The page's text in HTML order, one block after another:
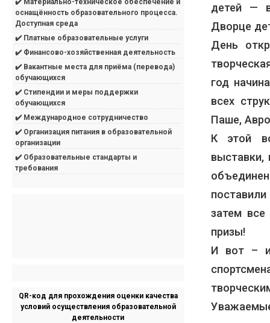
детей —
Дворце
День
год
всех
Паше,
К этой
выставки,
затем все
призы!
И вот –
✔️ Материально-техническое обеспечение и
оснащённость образовательного процесса.
Доступная среда
✔️ Платные образовательные услуги
✔️ Финансово-хозяйственная деятельность
✔️ Вакантные места для приёма (перевода)
обучающихся
✔️ Стипендии и меры поддержки
обучающихся
✔️ Международное сотрудничество
✔️ Организация питания в образовательной
организации
✔️ Образовательные стандарты и
требования
QR-код для прохождения оценки качества
условий осуществления образовательной
деятельности